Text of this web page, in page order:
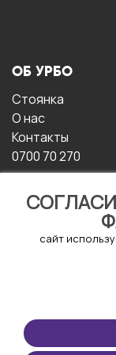
сайт
ОБ УРБО
Стоянка
О нас
Контакты
0700 70 270
Условия и